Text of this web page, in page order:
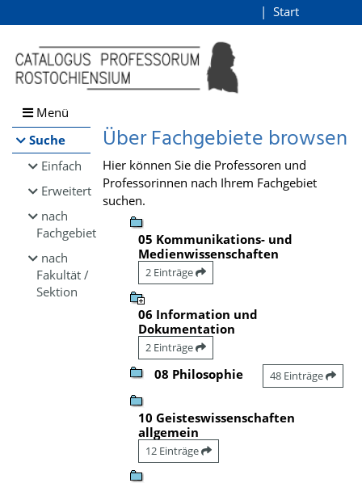
Browsen
direkt zum Inhalt
Start
Menü
Suche
Einfach
Erweitert
nach
Fachgebiet
nach
Fakultät /
Sektion
Über Fachgebiete browsen
Hier können Sie die Professoren und
Professorinnen nach Ihrem Fachgebiet
suchen.
05 Kommunikations- und
Medienwissenschaften
2 Einträge
06 Information und
Dokumentation
2 Einträge
08 Philosophie 48 Einträge
10 Geisteswissenschaften
allgemein
12 Einträge